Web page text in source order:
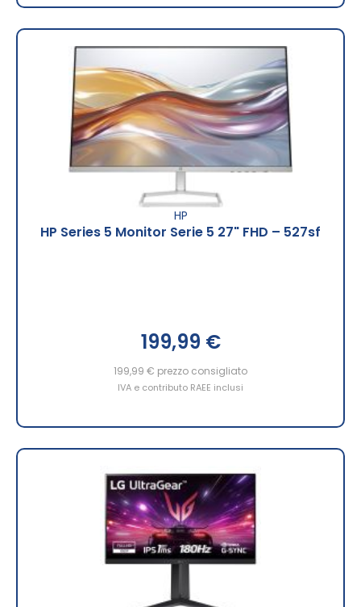
HP
HP Series 5 Monitor Serie 5 27" FHD – 527sf
199,99 €
199,99 € prezzo consigliato
IVA e contributo RAEE inclusi